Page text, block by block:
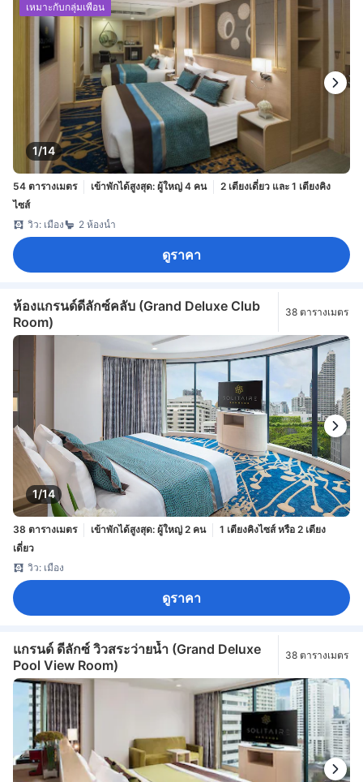
1/14
เหมาะกับกลุ่มเพื่อน
54 ตารางเมตร เข้าพักได้สูงสุด: ผู้ใหญ่ 4 คน
2 เตียงเดี่ยว และ 1 เตียงคิง
ไซส์
วิว: เมือง
2 ห้องน้ำ
ดูราคา
ห้องแกรนด์ดีลักซ์คลับ (Grand Deluxe Club
Room)
38 ตารางเมตร
1/14
38 ตารางเมตร เข้าพักได้สูงสุด: ผู้ใหญ่ 2 คน
1 เตียงคิงไซส์ หรือ 2 เตียง
เดี่ยว
วิว: เมือง
ดูราคา
แกรนด์ ดีลักซ์ วิวสระว่ายน้ำ (Grand Deluxe
Pool View Room)
38 ตารางเมตร